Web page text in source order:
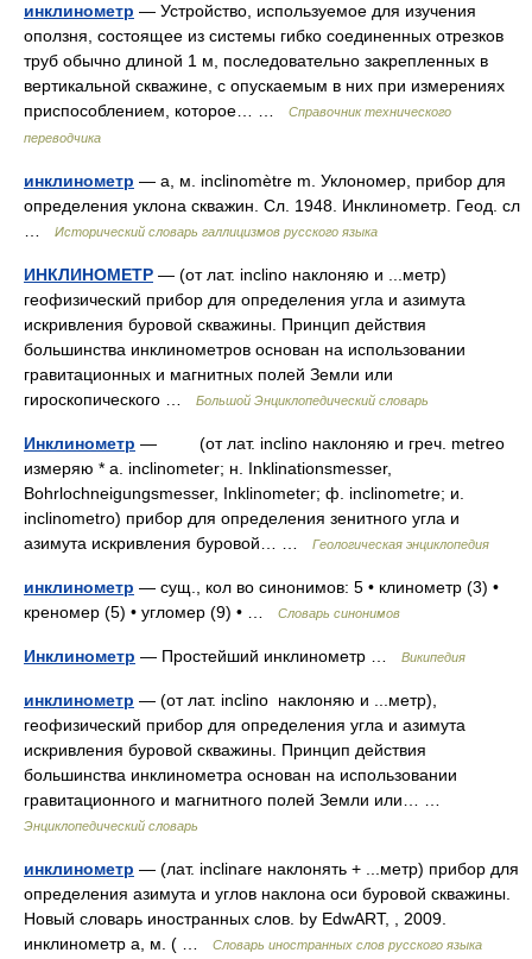
инклинометр — Устройство, используемое для изучения
оползня, состоящее из системы гибко соединенных отрезков
труб обычно длиной 1 м, последовательно закрепленных в
вертикальной скважине, с опускаемым в них при измерениях
приспособлением, которое… …
Справочник технического
переводчика
инклинометр — а, м. inclinomètre m. Уклономер, прибор для
определения уклона скважин. Сл. 1948. Инклинометр. Геод. сл
Исторический словарь галлицизмов русского языка
ИНКЛИНОМЕТР — (от лат. inclino наклоняю и ...метр)
геофизический прибор для определения угла и азимута
искривления буровой скважины. Принцип действия
большинства инклинометров основан на использовании
гравитационных и магнитных полей Земли или
гироскопического …
Большой Энциклопедический словарь
Инклинометр — (от лат. inclino наклоняю и греч. metreo
измеряю * a. inclinometer; н. Inklinationsmesser,
Bohrlochneigungsmesser, Inklinometer; ф. inclinometre; и.
inclinometro) прибор для определения зенитного угла и
азимута искривления буровой… …
Геологическая энциклопедия
инклинометр — сущ., кол во синонимов: 5 • клинометр (3) •
креномер (5) • угломер (9) • …
Словарь синонимов
Инклинометр — Простейший инклинометр … Википедия
инклинометр — (от лат. inclino наклоняю и ...метр),
геофизический прибор для определения угла и азимута
искривления буровой скважины. Принцип действия
большинства инклинометра основан на использовании
гравитационного и магнитного полей Земли или… …
Энциклопедический словарь
инклинометр — (лат. inclinare наклонять + ...метр) прибор для
определения азимута и углов наклона оси буровой скважины.
Новый словарь иностранных слов. by EdwART, , 2009.
инклинометр а, м. ( …
Словарь иностранных слов русского языка